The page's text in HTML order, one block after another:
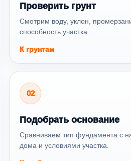
Проверить грунт
Смотрим воду, уклон,
способность участка.
К грунтам
02
Подобрать основание
Сравниваем тип фундамента с
дома и условиями участка.